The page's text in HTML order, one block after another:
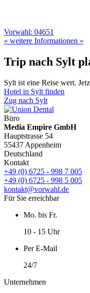
Vorwahl: 04651
» weitere Informationen «
Trip nach Sylt
Sylt ist eine Reise wert.
Hotel in Sylt finden
Zug nach Sylt
Büro
Media Empire GmbH
Hauptstrasse 54
55437 Appenheim
Deutschland
Kontakt
+49 (0) 6725 - 998 7 005
+49 (0) 6725 - 998 5 005
kontakt@vorwahl.de
Für Sie erreichbar
Mo. bis Fr.
10 - 15 Uhr
Per E-Mail
24/7
Unternehmen